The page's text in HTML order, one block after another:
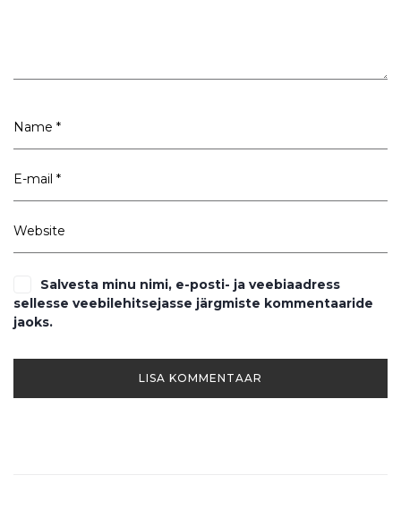
Salvesta minu nimi, e-posti- ja veebiaadress
sellesse veebilehitsejasse järgmiste kommentaaride
jaoks.